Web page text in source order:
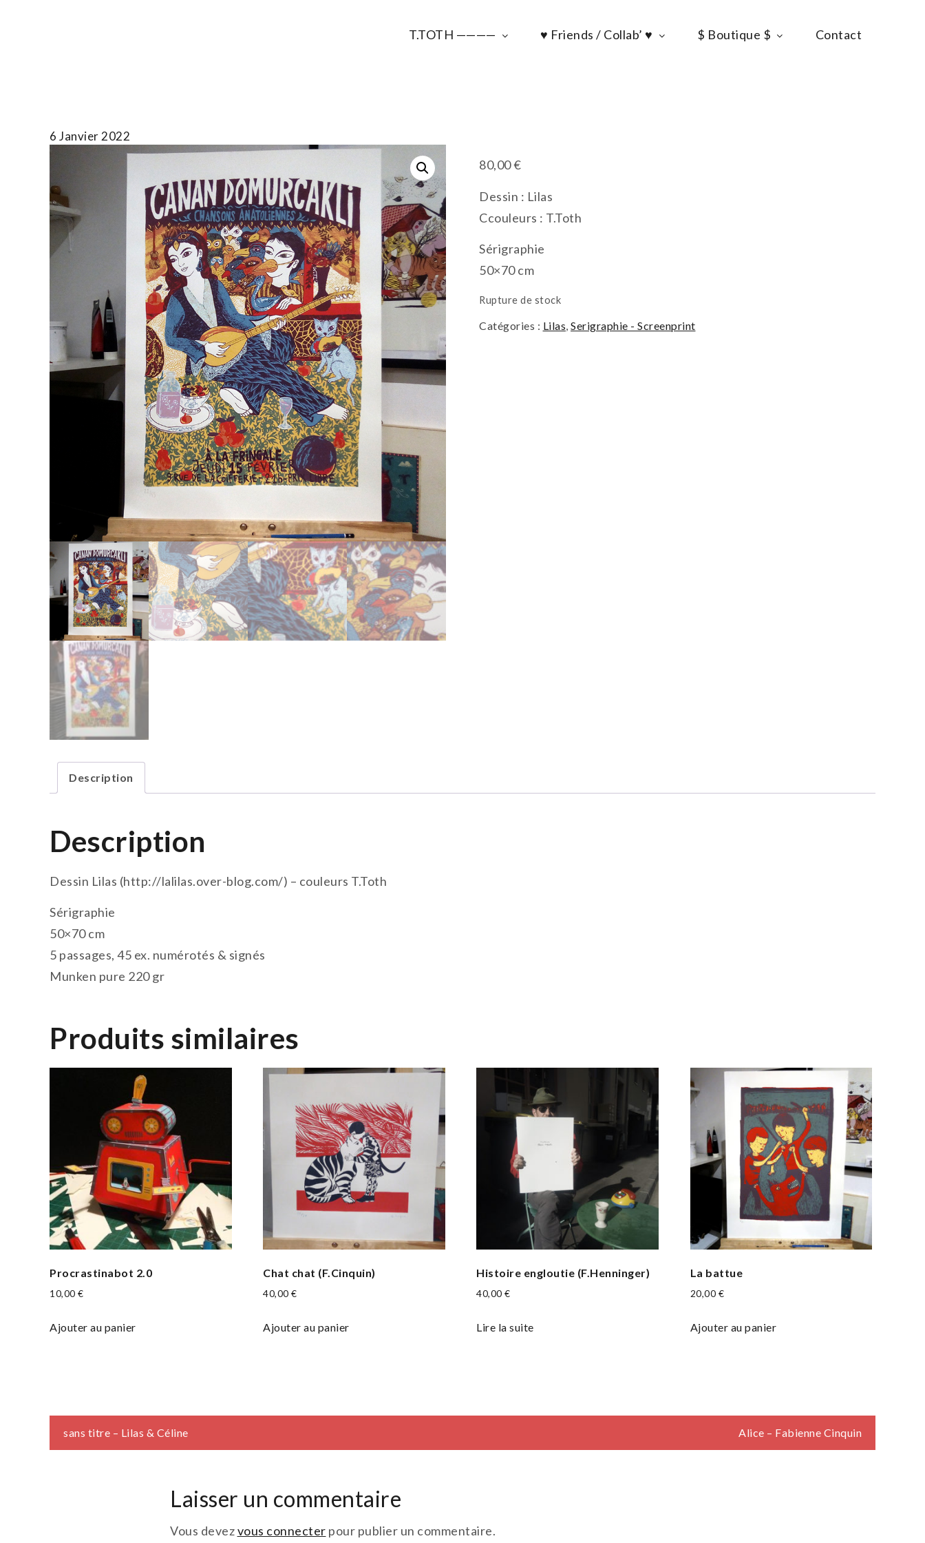
T.TOTH ———— ♥ Friends / Collab’ ♥ $ Boutique $ Contact
6 Janvier 2022
80,00€
Dessin : Lilas
Ccouleurs : T.Toth
Sérigraphie
50×70 cm
Rupture de stock
Catégories : Lilas, Serigraphie - Screenprint
Description
Description
Dessin Lilas (http://lalilas.over-blog.com/) – couleurs T.Toth
Sérigraphie
50×70 cm
5 passages, 45 ex. numérotés & signés
Munken pure 220 gr
Produits similaires
Procrastinabot 2.0
10,00 €
Ajouter au panier
Chat chat (F.Cinquin)
40,00€
Ajouter au panier
Histoire engloutie (F.Henninger)
40,00€
Lire la suite
La battue
20,00 €
Ajouter au panier
Navigation
sans titre – Lilas & Céline Alice – Fabienne Cinquin
Laisser un commentaire
Vous devezvous connecter pour publier un commentaire.